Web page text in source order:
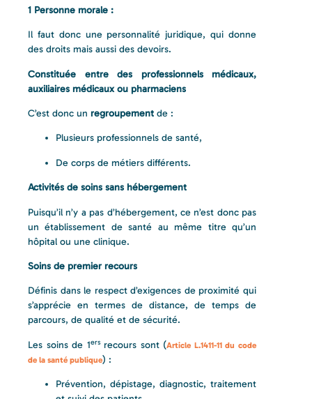
1 Personne morale :
Il faut donc une personnalité juridique, qui donne
des droits mais aussi des devoirs.
Constituée entre des professionnels médicaux,
auxiliaires médicaux ou pharmaciens
C’est donc un regroupement de :
Plusieurs professionnels de santé,
De corps de métiers différents.
Activités de soins sans hébergement
Puisqu’il n’y a pas d’hébergement, ce n’est donc pas
un établissement de santé au même titre qu’un
hôpital ou une clinique.
Soins de premier recours
Définis dans le respect d’exigences de proximité qui
s’apprécie en termes de distance, de temps de
parcours, de qualité et de sécurité.
Les soins de 1ers recours sont (Article L.1411-11 du code
de la santé publique) :
Prévention, dépistage, diagnostic, traitement